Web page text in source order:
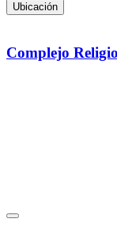
Ubicación
Complejo